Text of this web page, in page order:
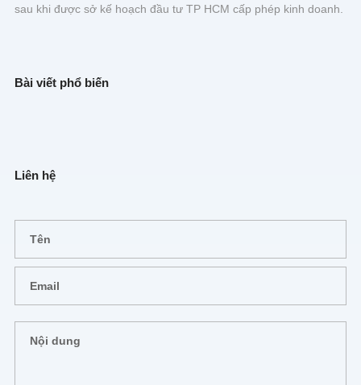
sau khi được sở kế hoạch đầu tư TP HCM cấp phép kinh doanh.
Bài viết phổ biến
Liên hệ